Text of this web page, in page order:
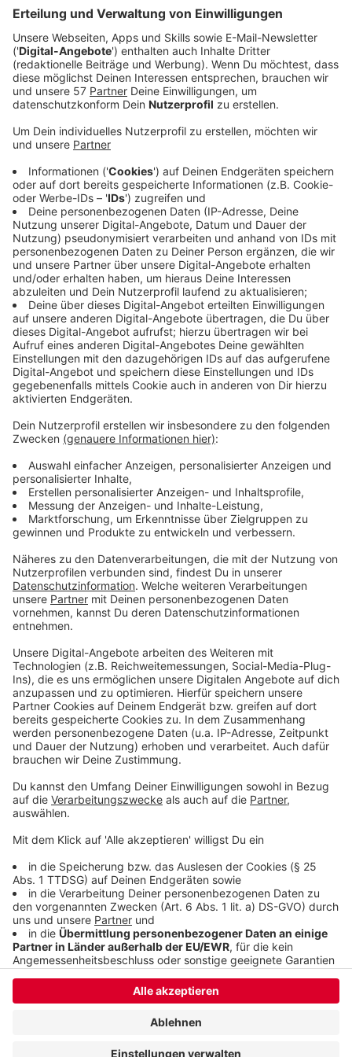
bei uns im besten Mix.
Veröffentlicht:Donnerstag, 27.08.2020 05:00
Anzeige
Dua Lipa veröffentlicht mit Hallucinate die vierte
Nostalgia". Hallucinate versetzt mit ihrer treibenden
Basslinie und schimmernden Synthesizern den Hörer in
die 90er Jahre zurück. Der von "SG Lewis & Stuart
Price" produzierte Track ist der wohl clubtauglichste
Titel auf dem Nummer-1-Album, das sehr gute Kritiken
erhalten hat.
Anzeige
Auf dem Album ebenfalls enthalten sind ja auch die
weltweite Nummer-1-Hitsingle "Don't Start Now", ihre
Hit-Single "Physical" und der jüngste Hit "Break My
euch im besten Mix.
Anzeige
Zustimmung, um den YouTube
Video-Service zu laden!
Wir verwenden einen Service eines
einzubetten. Dieser Service kann
Daten zu Ihren Aktivitäten
sammeln. Bitte lesen Sie die
Details durch und stimmen Sie der
Nutzung des Service zu, um dieses
Video anzusehen.
powered byUsercentrics Consent
Dua Lipa - Hallucinate (Official Music Video)
Anzeige
Anzeige